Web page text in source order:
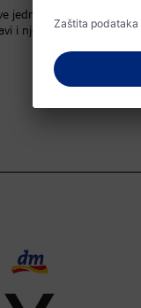
jednostavne
i njegovani.